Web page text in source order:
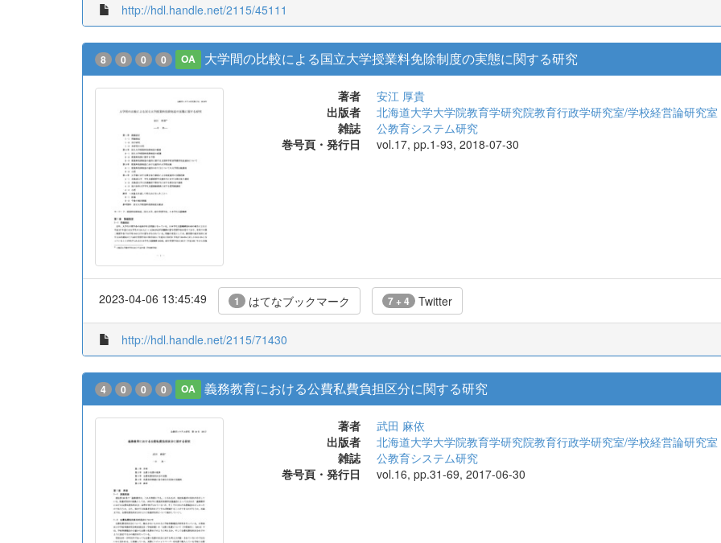
http://hdl.handle.net/2115/45111
8 0 0 0 OA 大学間の比較による国立大学授業料免除制度の実態に関する研究
著者
安江 厚貴
出版者
北海道大学大学院教育学研究院教育行政学研究室/学校経営論研究室
雑誌
公教育システム研究
巻号頁・発行日
vol.17, pp.1-93, 2018-07-30
2023-04-06 13:45:49 1 はてなブックマーク 7 + 4 Twitter
http://hdl.handle.net/2115/71430
4 0 0 0 OA 義務教育における公費私費負担区分に関する研究
著者
武田 麻依
出版者
北海道大学大学院教育学研究院教育行政学研究室/学校経営論研究室
雑誌
公教育システム研究
巻号頁・発行日
vol.16, pp.31-69, 2017-06-30